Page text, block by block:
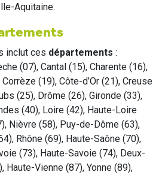
Aquitaine.
inclut ces départements :
(07), Cantal (15), Charente (16),
(19), Côte-d’Or (21), Creuse
(25), Drôme (26), Gironde (33),
(40), Loire (42), Haute-Loire
Nièvre (58), Puy-de-Dôme (63),
Rhône (69), Haute-Saône (70),
(73), Haute-Savoie (74), Deux-
Haute-Vienne (87), Yonne (89),